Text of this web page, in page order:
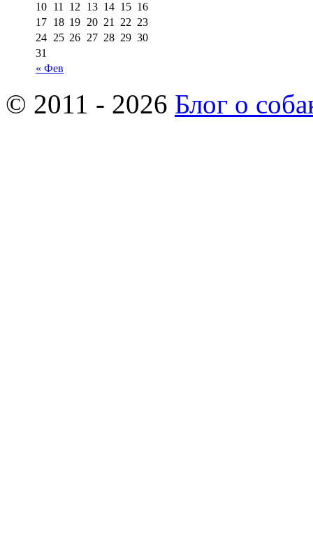
« Фев
10 11 12 13 14 15 16
17 18 19 20 21 22 23
24 25 26 27 28 29 30
31
© 2011 - 2026 Блог о